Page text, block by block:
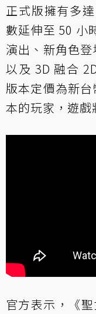
正式版擁有多
數延伸至 50 小
演出、新角色
以及 3D 融合
版本定價為新
本的玩家，遊戲
官方表示，《